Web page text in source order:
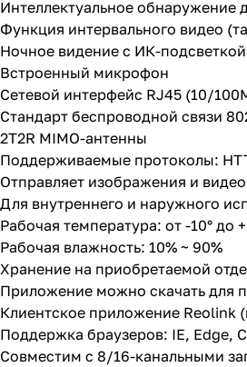
Интеллектуальное обнаружение
Функция интервального видео
Ночное видение с ИК-
Встроенный микрофон
Сетевой интерфейс RJ45 (10/
Стандарт беспроводной связи
2T2R MIMO-антенны
Поддерживаемые протоколы:
Отправляет изображения и
Для внутреннего и наружного
Рабочая температура: от -10° до
Рабочая влажность: 10% ~ 90%
Хранение на приобретаемой
Приложение можно скачать для
Клиентское приложение Reolink
Поддержка браузеров: IE, Edge,
Совместим с 8/16-канальными